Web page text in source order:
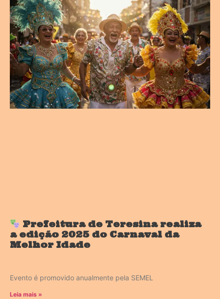
Prefeitura de Teresina realiza
a edição 2025 do Carnaval da
Melhor Idade
Evento é promovido anualmente pela SEMEL
Leia mais »